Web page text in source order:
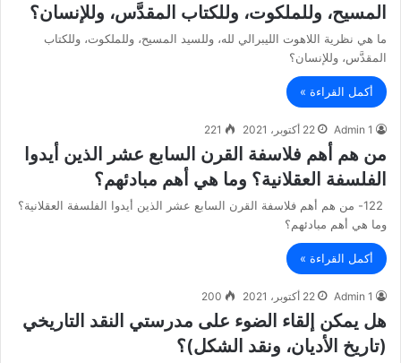
المسيح، وللملكوت، وللكتاب المقدَّس، وللإنسان؟
ما هي نظرية اللاهوت الليبرالي لله، وللسيد المسيح، وللملكوت، وللكتاب
المقدَّس، وللإنسان؟
أكمل القراءة »
Admin 1 22 أكتوبر، 2021 221
من هم أهم فلاسفة القرن السابع عشر الذين أيدوا
الفلسفة العقلانية؟ وما هي أهم مبادئهم؟
122- من هم أهم فلاسفة القرن السابع عشر الذين أيدوا الفلسفة العقلانية؟
وما هي أهم مبادئهم؟
أكمل القراءة »
Admin 1 22 أكتوبر، 2021 200
هل يمكن إلقاء الضوء على مدرستي النقد التاريخي
(تاريخ الأديان، ونقد الشكل)؟